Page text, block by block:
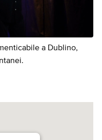
a Dublino,